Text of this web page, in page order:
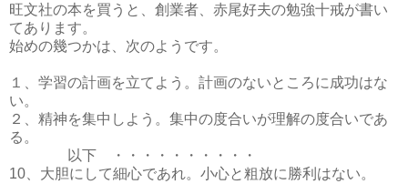
旺文社の本を買うと、創業者、赤尾好夫の勉強十戒が書い
てあります。
始めの幾つかは、次のようです。
１、学習の計画を立てよう。計画のないところに成功はな
い。
２、精神を集中しよう。集中の度合いが理解の度合いであ
る。
以下 ・・・・・・・・・・
10、大胆にして細心であれ。小心と粗放に勝利はない。